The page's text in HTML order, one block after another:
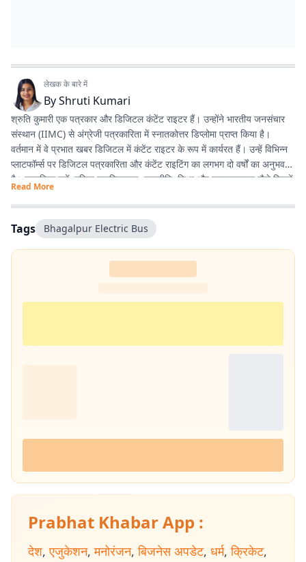
लेखक के बारे में
ByShruti Kumari
श्रुति कुमारी एक पत्रकार और डिजिटल कंटेंट राइटर हैं। उन्होंने भारतीय जनसंचार
संस्थान (IIMC) से अंग्रेजी पत्रकारिता में स्नातकोत्तर डिप्लोमा प्राप्त किया है।
वर्तमान में वे प्रभात खबर डिजिटल में कंटेंट राइटर के रूप में कार्यरत हैं। उन्हें विभिन्न
प्लाटफॉर्म्स पर डिजिटल पत्रकारिता और कंटेंट राइटिंग का लगभग दो वर्षों का अनुभव
है। सामाजिक मुद्दों, महिला सशक्तिकरण, राजनीति, शिक्षा और लाइफस्टाइल जैसे विषयों
पर लिखना उनकी विशेष रुचि का क्षेत्र है। इसके अलावा वे डिजिटल प्लेटफॉर्म के लिए
स्क्रिप्ट राइटिंग करती हैं तथा हिंदी कविता और अंगिका भाषा में लेखन का भी शौक
रखती हैं। प्रकृति से उनका विशेष लगाव है और वे मानती हैं कि संवेदनशील, तथ्यपरक
और जनसरोकार से जुड़ी पत्रकारिता समाज में सकारात्मक बदलाव का माध्यम बन सकती
है।
Read More
Tags Bhagalpur Electric Bus
Prabhat Khabar App :
देश, एजुकेशन, मनोरंजन, बिजनेस अपडेट, धर्म, क्रिकेट,